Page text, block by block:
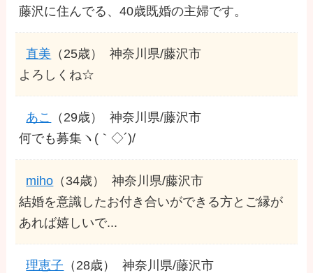
藤沢に住んでる、40歳既婚の主婦です。
直美 （25歳）
神奈川県/藤沢市
よろしくね☆
あこ （29歳）
神奈川県/藤沢市
何でも募集ヽ(｀◇´)/
miho （34歳）
神奈川県/藤沢市
結婚を意識したお付き合いができる方とご縁が
あれば嬉しいで...
理恵子 （28歳）
神奈川県/藤沢市